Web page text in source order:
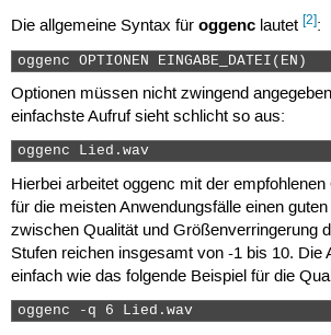
Die allgemeine Syntax für oggenclautet [2]:
oggenc OPTIONEN EINGABE_DATEI(EN)
Optionen müssen nicht zwingend
einfachste Aufruf sieht schlicht so aus:
oggenc Lied.wav
Hierbei arbeitet oggenc mit der
für die meisten Anwendungsfälle einen
zwischen Qualität und Größenverringerung
Stufen reichen insgesamt von -1 bis 10. Die
einfach wie das folgende Beispiel für die
oggenc -q 6 Lied.wav